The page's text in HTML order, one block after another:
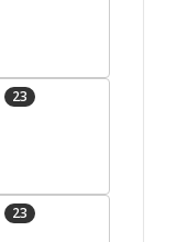
23
23